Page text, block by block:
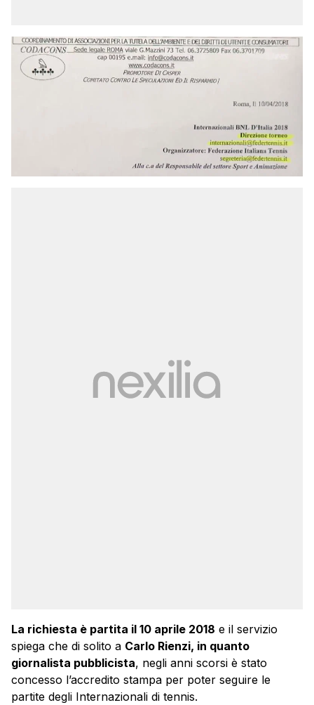
La richiesta è partita il 10 aprile 2018 e il servizio
spiega che di solito a Carlo Rienzi, in quanto
giornalista pubblicista, negli anni scorsi è stato
concesso l’accredito stampa per poter seguire le
partite degli Internazionali di tennis.